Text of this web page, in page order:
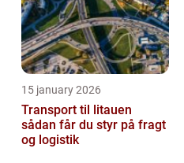
15 january 2026
Transport til litauen
sådan får du styr på fragt
og logistik